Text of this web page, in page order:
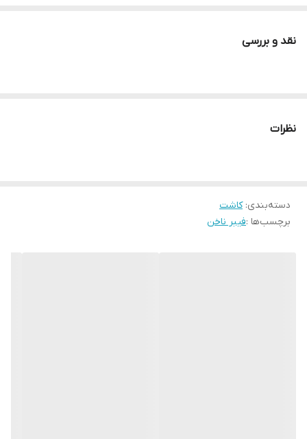
و قبل از خشک شدن آن، فیبرها را روی لبه ناخن بچسبانید و با عقب زن
نقد و بررسی
نظرات
دسته‌بندی:کاشت
برچسب‌ها :فیبر ناخن